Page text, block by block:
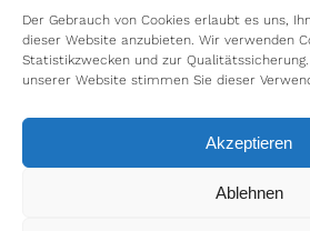
Der Gebrauch von Cookies erlaubt es uns,
dieser Website anzubieten. Wir verwenden
Statistikzwecken und zur
unserer Website stimmen Sie dieser
Akzeptieren
Ablehnen
© 2026